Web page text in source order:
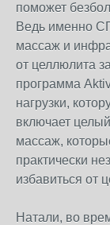
поможет
Ведь именно
массаж и
от целлюлита
программа
нагрузки,
включает
массаж,
практически
избавиться от
Натали, во